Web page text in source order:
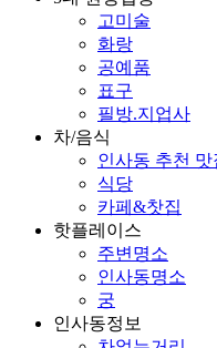
고미술
화랑
공예품
표구
필방.지업사
차/음식
인사동 추천 맛
식당
카페&찻집
핫플레이스
주변명소
인사동명소
궁
인사동정보